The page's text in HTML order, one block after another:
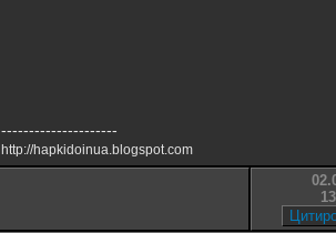
---------------------
http://hapkidoinua.blogspot.com